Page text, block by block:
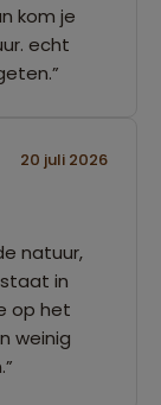
kom je
echt
20 juli 2026
natuur,
in
op het
weinig